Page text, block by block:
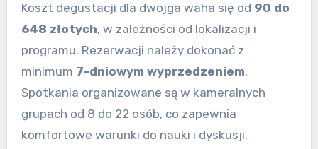
Koszt degustacji dla dwojga waha się od 90 do
648 złotych, w zależności od lokalizacji i
programu. Rezerwacji należy dokonać z
minimum 7-dniowym wyprzedzeniem.
Spotkania organizowane są w kameralnych
grupach od 8 do 22 osób, co zapewnia
komfortowe warunki do nauki i dyskusji.